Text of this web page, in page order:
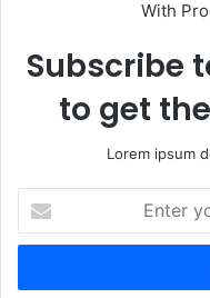
With
Subscribe
to get
Lorem ipsum
your
Email